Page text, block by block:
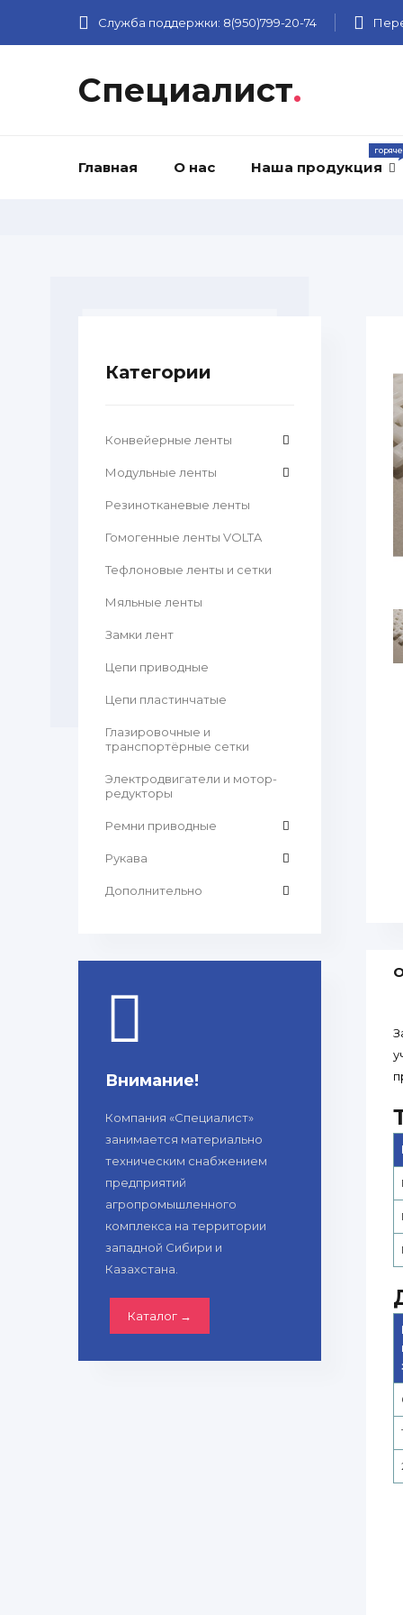
Служба поддержки: 8(950)799-20-74
Специалист.
Главная О нас Наша продукция
Категории
Конвейерные ленты
Модульные ленты
Резинотканевые ленты
Гомогенные ленты VOLTA
Тефлоновые ленты и сетки
Мяльные ленты
Замки лент
Цепи приводные
Цепи пластинчатые
Глазировочные и
транспортёрные сетки
Электродвигатели и мотор-
редукторы
Ремни приводные
Рукава
Дополнительно
Внимание!
Компания «Специалист»
занимается материально
техническим снабжением
предприятий
агропромышленного
комплекса на территории
западной Сибири и
Казахстана.
Каталог →